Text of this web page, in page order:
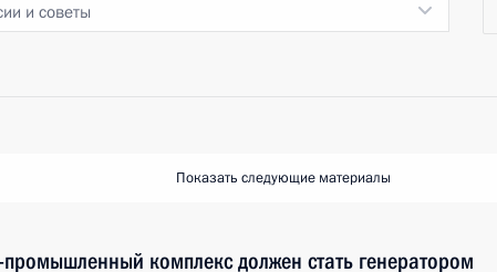
и советы
Показать следующие материалы
комплекс должен стать генератором